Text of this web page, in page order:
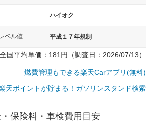
ハイオク
ベル値 平成１７年規制
国平均単価：181円（調査日：2026/07/13）
燃費管理もできる楽天Carアプリ(無料)
天ポイントが貯まる！ガソリンスタンド検索
保険料・車検費用目安